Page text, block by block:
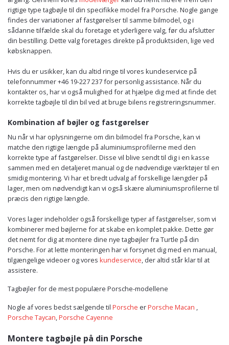
rigtige type tagbøjle til din specifikke model fra Porsche. Nogle gange
findes der variationer af fastgørelser til samme bilmodel, og i
sådanne tilfælde skal du foretage et yderligere valg, før du afslutter
din bestilling. Dette valg foretages direkte på produktsiden, lige ved
købsknappen.
Hvis du er usikker, kan du altid ringe til vores kundeservice på
telefonnummer +46 19-227 237 for personlig assistance. Når du
kontakter os, har vi også mulighed for at hjælpe dig med at finde det
korrekte tagbøjle til din bil ved at bruge bilens registreringsnummer.
Kombination af bøjler og fastgørelser
Nu når vi har oplysningerne om din bilmodel fra Porsche, kan vi
matche den rigtige længde på aluminiumsprofilerne med den
korrekte type af fastgørelser. Disse vil blive sendt til dig i en kasse
sammen med en detaljeret manual og de nødvendige værktøjer til en
smidig montering. Vi har et bredt udvalg af forskellige længder på
lager, men om nødvendigt kan vi også skære aluminiumsprofilerne til
præcis den rigtige længde.
Vores lager indeholder også forskellige typer af fastgørelser, som vi
kombinerer med bøjlerne for at skabe en komplet pakke. Dette gør
det nemt for dig at montere dine nye tagbøjler fra Turtle på din
Porsche. For at lette monteringen har vi forsynet dig med en manual,
tilgængelige videoer og vores kundeservice, der altid står klar til at
assistere.
Tagbøjler for de mest populære Porsche-modellene
Nogle af vores bedst sælgende til Porsche erPorsche Macan ,
Porsche Taycan,Porsche Cayenne
Montere tagbøjle på din Porsche